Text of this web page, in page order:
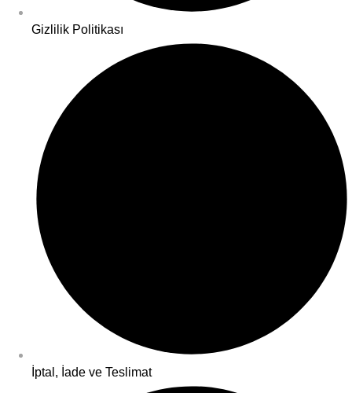
Gizlilik Politikası
İptal, İade ve Teslimat